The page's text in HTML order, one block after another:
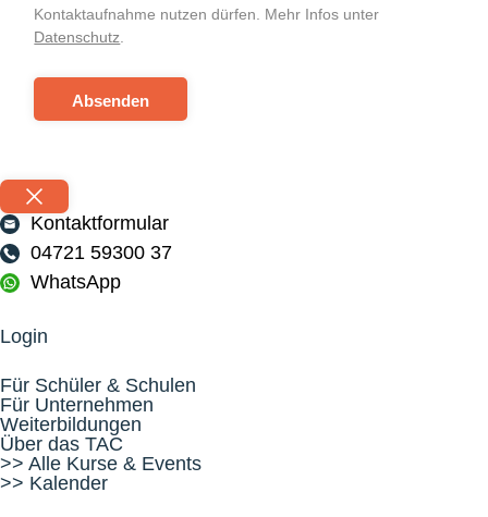
Kontaktaufnahme nutzen dürfen. Mehr Infos unter
Datenschutz.
Absenden
Kontaktformular
04721 59300 37
WhatsApp
Login
Für Schüler & Schulen
Für Unternehmen
Weiterbildungen
Über das TAC
>> Alle Kurse & Events
>> Kalender